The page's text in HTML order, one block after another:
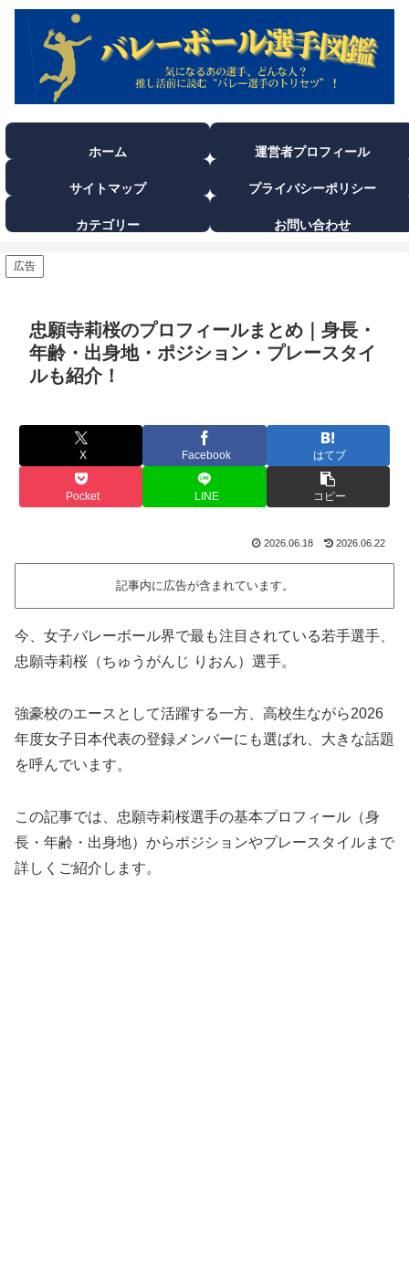
ホーム 運営者プロフィール
サイトマップ プライバシーポリシー
カテゴリー お問い合わせ
広告
忠願寺莉桜のプロフィールまとめ｜身長・
年齢・出身地・ポジション・プレースタイ
ルも紹介！
X Facebook はてブ
Pocket LINE コピー
2026.06.18 2026.06.22
記事内に広告が含まれています。
今、女子バレーボール界で最も注目されている若手選手、
忠願寺莉桜（ちゅうがんじ りおん）選手。
強豪校のエースとして活躍する一方、高校生ながら2026
年度女子日本代表の登録メンバーにも選ばれ、大きな話題
を呼んでいます。
この記事では、忠願寺莉桜選手の基本プロフィール（身
長・年齢・出身地）からポジションやプレースタイルまで
詳しくご紹介します。